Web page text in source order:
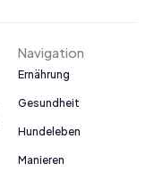
Navigation
Ernährung
Gesundheit
Hundeleben
Manieren